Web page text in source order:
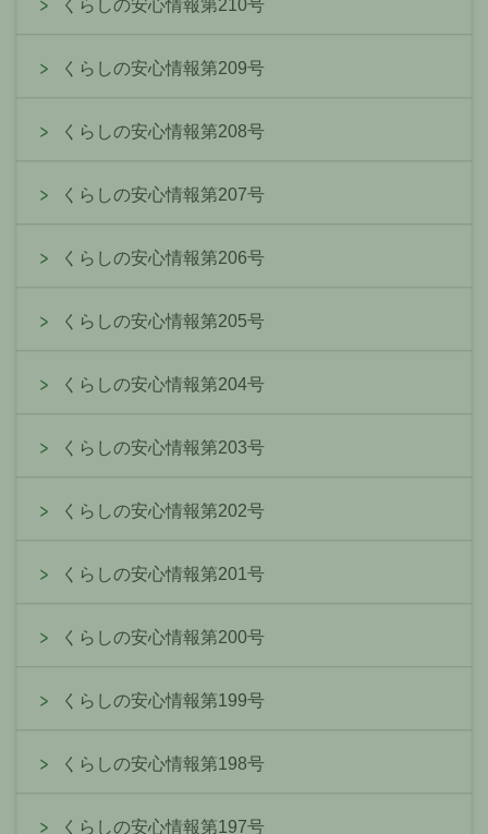
くらしの安心情報第210号
くらしの安心情報第209号
くらしの安心情報第208号
くらしの安心情報第207号
くらしの安心情報第206号
くらしの安心情報第205号
くらしの安心情報第204号
くらしの安心情報第203号
くらしの安心情報第202号
くらしの安心情報第201号
くらしの安心情報第200号
くらしの安心情報第199号
くらしの安心情報第198号
くらしの安心情報第197号